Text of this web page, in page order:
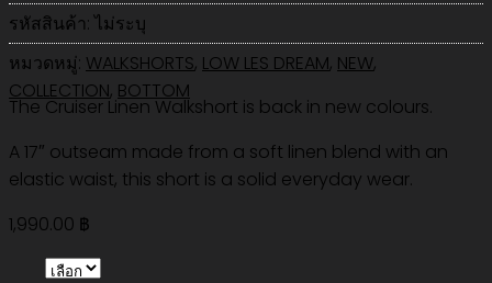
รหัสสินค้า:ไม่ระบุ
หมวดหมู่: WALKSHORTS, LOW LES DREAM, NEW,
COLLECTION, BOTTOM
The Cruiser Linen Walkshort is back in new colours.
A 17″ outseam made from a soft linen blend with an
elastic waist, this short is a solid everyday wear.
1,990.00 ฿